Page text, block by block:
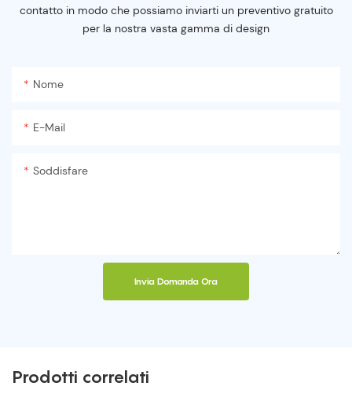
contatto in modo che possiamo inviarti un preventivo gratuito
per la nostra vasta gamma di design
Nome
E-Mail
Soddisfare
Invia Domanda Ora
Prodotti correlati